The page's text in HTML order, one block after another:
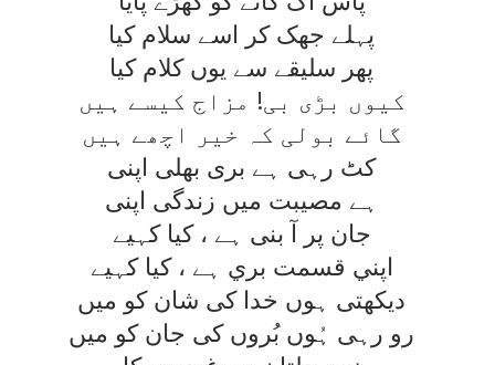
پہلے جھک کر اسے سلام کيا
پھر سليقے سے يوں کلام کيا
کيوں بڑی بی! مزاج کيسے ہيں
گائے بولی کہ خير اچھے ہيں
کٹ رہی ہے بری بھلی اپنی
ہے مصيبت ميں زندگی اپنی
جان پر آ بنی ہے ، کيا کہيے
اپني قسمت بري ہے ، کيا کہيے
ديکھتی ہوں خدا کی شان کو ميں
رو رہی ہُوں بُروں کی جان کو ميں